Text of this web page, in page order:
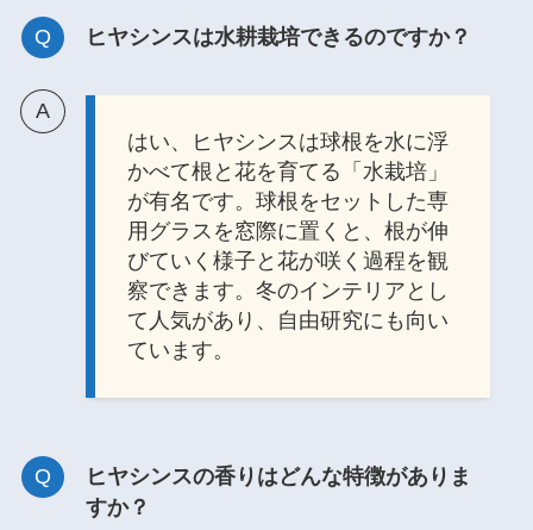
ヒヤシンスは水耕栽培できるのですか？
はい、ヒヤシンスは球根を水に浮
かべて根と花を育てる「水栽培」
が有名です。球根をセットした専
用グラスを窓際に置くと、根が伸
びていく様子と花が咲く過程を観
察できます。冬のインテリアとし
て人気があり、自由研究にも向い
ています。
ヒヤシンスの香りはどんな特徴がありま
すか？